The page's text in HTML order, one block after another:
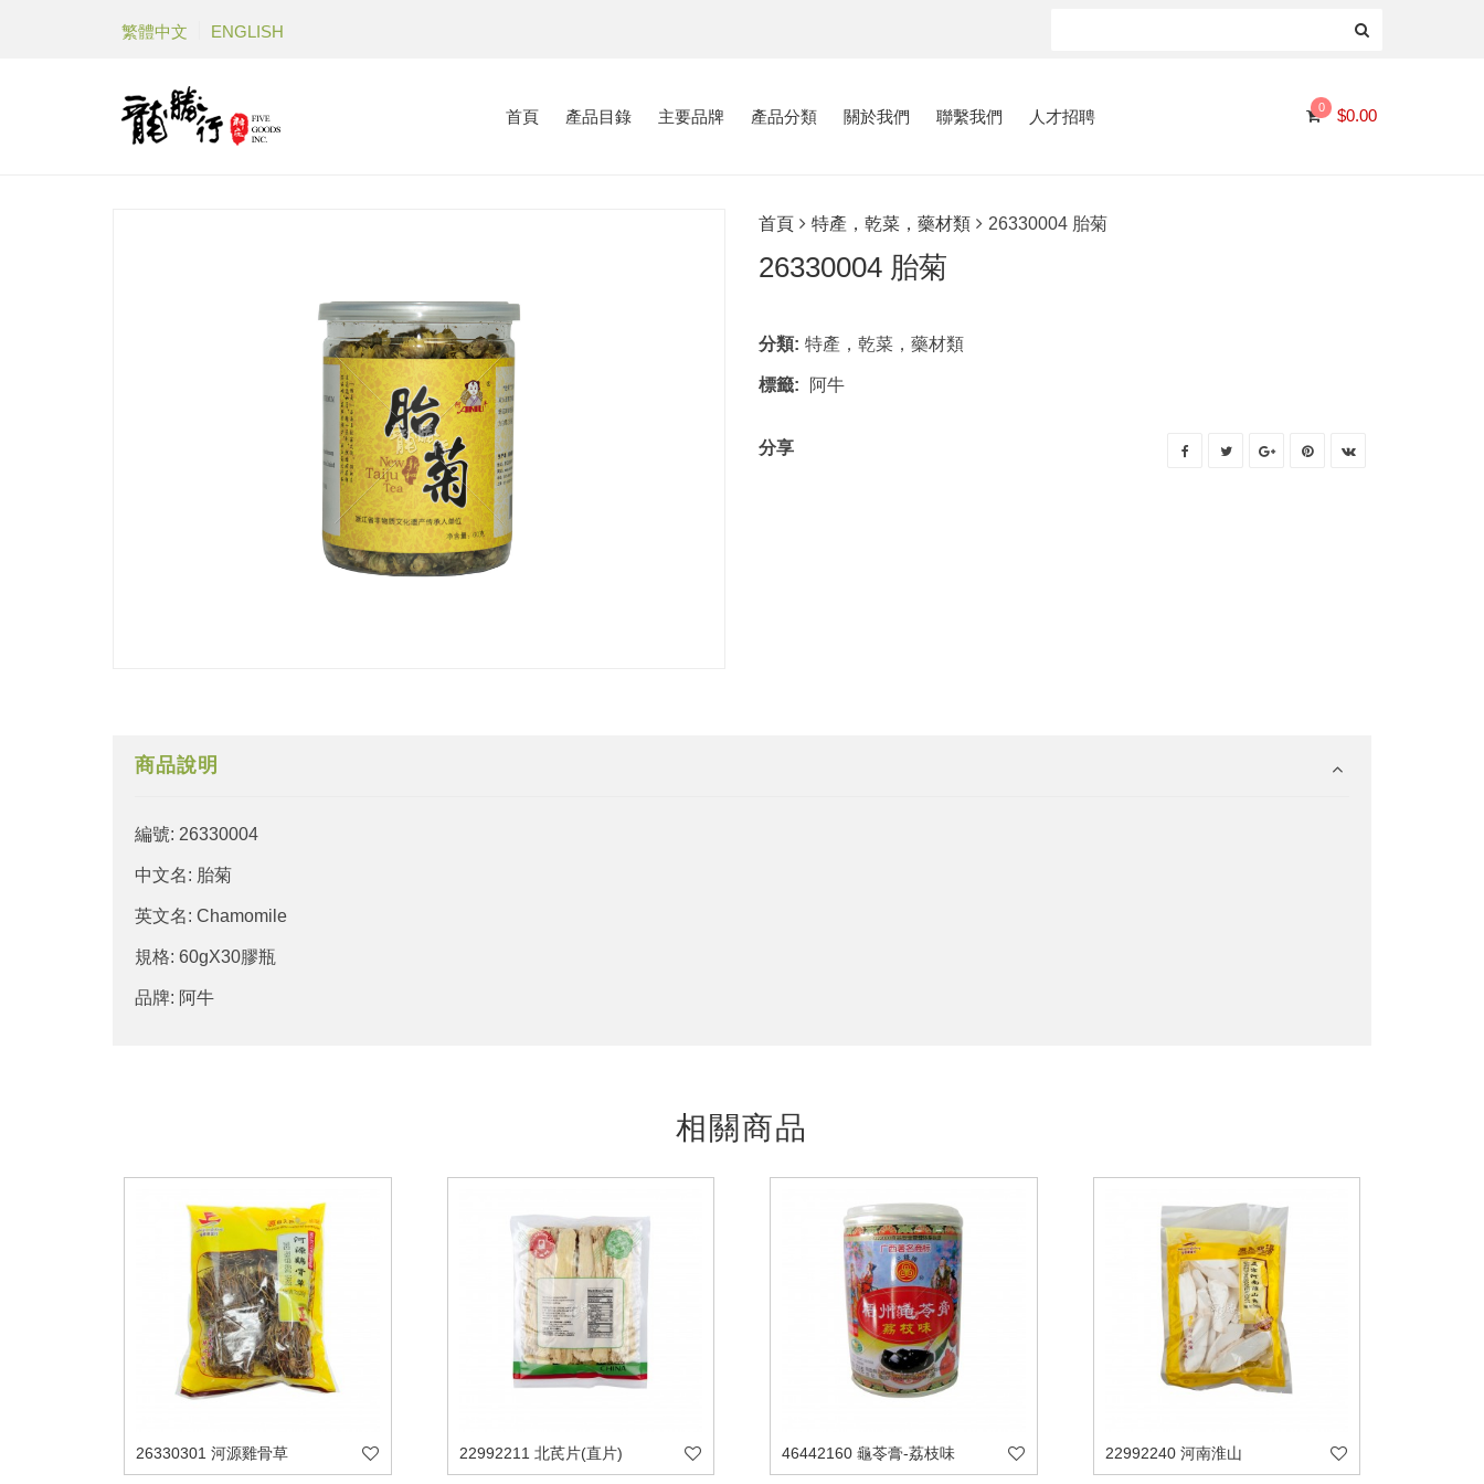
繁體中文 ENGLISH
首頁 產品目錄 主要品牌 產品分類 關於我們 聯繫我們 人才招聘 0 $0.00
首頁 特產，乾菜，藥材類 26330004 胎菊
26330004 胎菊
分類: 特產，乾菜，藥材類
標籤: 阿牛
分享
商品說明
編號: 26330004
中文名: 胎菊
英文名: Chamomile
規格: 60gX30膠瓶
品牌: 阿牛
相關商品
26330301 河源雞骨草 22992211 北芪片(直片) 46442160 龜苓膏-荔枝味 22992240 河南淮山